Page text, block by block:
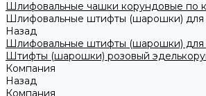
Шлифовальные чашки корундовые по
Шлифовальные штифты (шарошки) для
Назад
Шлифовальные штифты (шарошки) для
Штифты (шарошки) розовый
Компания
Назад
Компания